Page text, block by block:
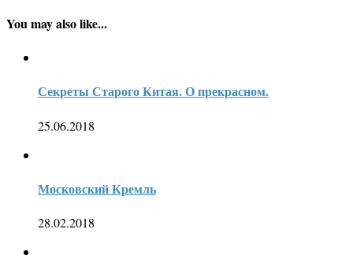
You may also like...
Секреты Старого Китая. О прекрасном.
25.06.2018
Московский Кремль
28.02.2018